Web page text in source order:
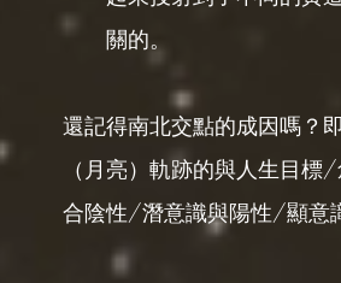
關的。
還記得南北交點的成因嗎？即
（月亮）軌跡的與人生目
合陰性/潛意識與陽性/顯意